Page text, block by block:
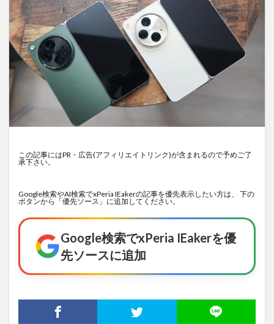
この記事にはPR・広告(アフィリエイトリンク)が含まれるので予めご了
承下さい。
Google検索やAI検索でxPeria IEakerの記事を優先表示したい方は、 下の
ボタンから「優先ソース」に追加してください。
Google検索でxPeria IEakerを優
先ソースに追加